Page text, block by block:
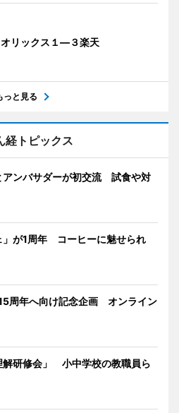
リックス１―３楽天
っと見る
経トピックス
アンバサダーが初交流 試食や対
」が1周年 コーヒーに魅せられ
周年へ向け記念企画 オンライン
解研修会」 小中学校の教職員ら